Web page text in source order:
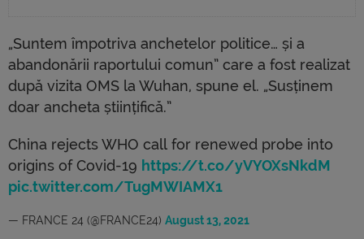
„Suntem împotriva anchetelor politice… și a
abandonării raportului comun” care a fost realizat
după vizita OMS la Wuhan, spune el. „Susținem
doar ancheta științifică.”
China rejects WHO call for renewed probe into
origins of Covid-19 https://t.co/yVYOXsNkdM
pic.twitter.com/TugMWIAMX1
— FRANCE 24 (@FRANCE24) August 13, 2021